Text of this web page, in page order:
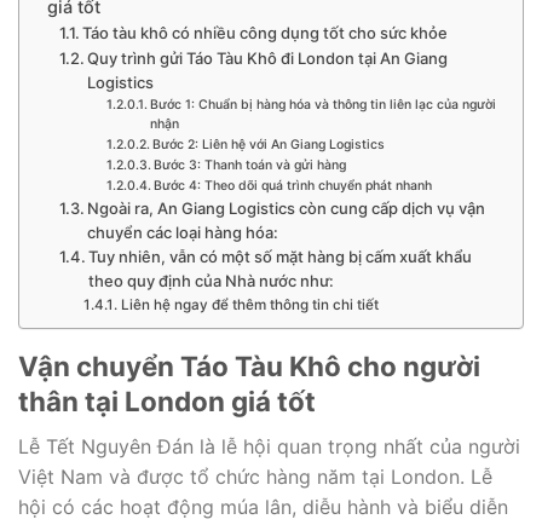
giá tốt
Táo tàu khô có nhiều công dụng tốt cho sức khỏe
Quy trình gửi Táo Tàu Khô đi London tại An Giang
Logistics
Bước 1: Chuẩn bị hàng hóa và thông tin liên lạc của người
nhận
Bước 2: Liên hệ với An Giang Logistics
Bước 3: Thanh toán và gửi hàng
Bước 4: Theo dõi quá trình chuyển phát nhanh
Ngoài ra, An Giang Logistics còn cung cấp dịch vụ vận
chuyển các loại hàng hóa:
Tuy nhiên, vẫn có một số mặt hàng bị cấm xuất khẩu
theo quy định của Nhà nước như:
Liên hệ ngay để thêm thông tin chi tiết
Vận chuyển Táo Tàu Khô cho người
thân tại London giá tốt
Lễ Tết Nguyên Đán là lễ hội quan trọng nhất của người
Việt Nam và được tổ chức hàng năm tại London. Lễ
hội có các hoạt động múa lân, diễu hành và biểu diễn